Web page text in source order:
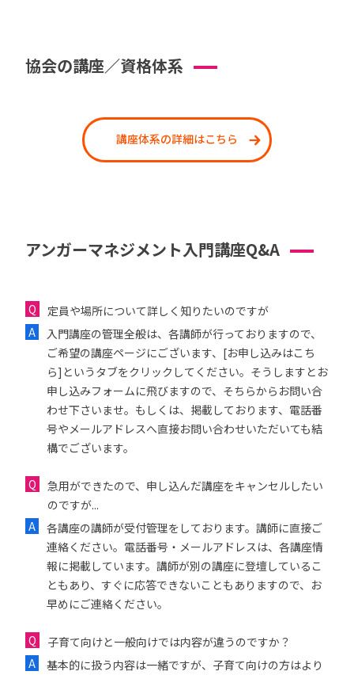
協会の講座／資格体系
講座体系の詳細はこちら
アンガーマネジメント入門講座Q&A
定員や場所について詳しく知りたいのですが
入門講座の管理全般は、各講師が行っておりますので、
ご希望の講座ページにございます、[お申し込みはこち
ら]というタブをクリックしてください。そうしますとお
申し込みフォームに飛びますので、そちらからお問い合
わせ下さいませ。もしくは、掲載しております、電話番
号やメールアドレスへ直接お問い合わせいただいても結
構でございます。
急用ができたので、申し込んだ講座をキャンセルしたい
のですが...
各講座の講師が受付管理をしております。講師に直接ご
連絡ください。電話番号・メールアドレスは、各講座情
報に掲載しています。講師が別の講座に登壇しているこ
ともあり、すぐに応答できないこともありますので、お
早めにご連絡ください。
子育て向けと一般向けでは内容が違うのですか？
基本的に扱う内容は一緒ですが、子育て向けの方はより